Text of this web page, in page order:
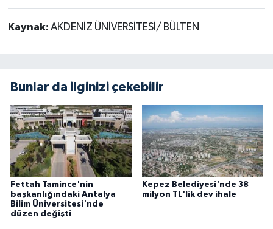
Kaynak: AKDENİZ ÜNİVERSİTESİ/ BÜLTEN
Bunlar da ilginizi çekebilir
Fettah Tamince'nin
başkanlığındaki Antalya
Bilim Üniversitesi'nde
düzen değişti
Kepez Belediyesi'nde 38
milyon TL'lik dev ihale